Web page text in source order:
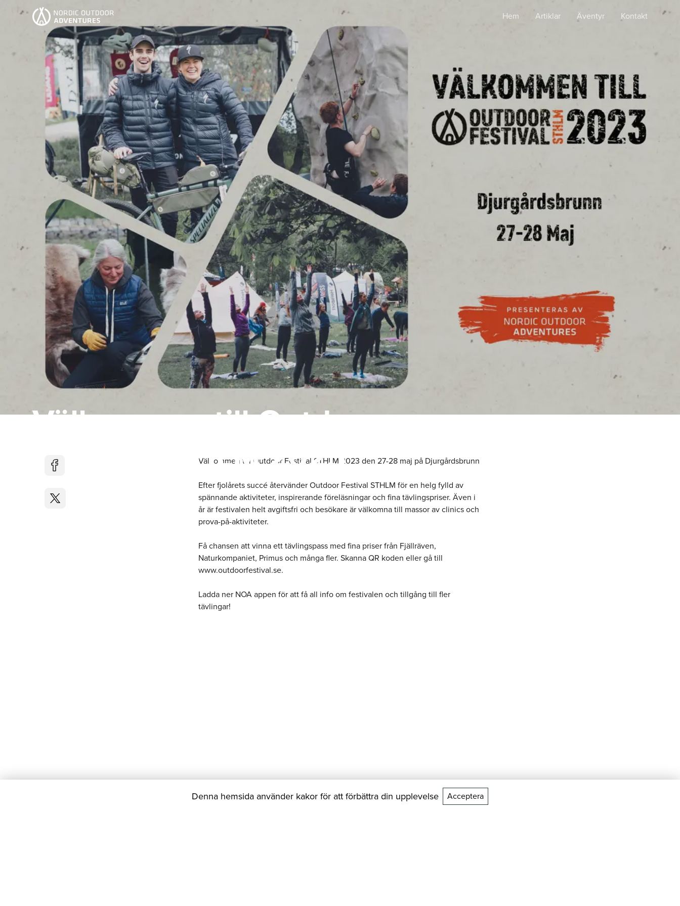
Hem Artiklar Äventyr Kontakt
Välkommen till Outdoor
Festival STHLM 2023
Välkommen till Outdoor Festival STHLM 2023 den 27-28 maj på Djurgårdsbrunn
Efter fjolårets succé återvänder Outdoor Festival STHLM för en helg fylld av
spännande aktiviteter, inspirerande föreläsningar och fina tävlingspriser. Även i
år är festivalen helt avgiftsfri och besökare är välkomna till massor av clinics och
prova-på-aktiviteter.
Få chansen att vinna ett tävlingspass med fina priser från Fjällräven,
Naturkompaniet, Primus och många fler. Skanna QR koden eller gå till
www.outdoorfestival.se.
Ladda ner NOA appen för att få all info om festivalen och tillgång till fler
tävlingar!
Denna hemsida använder kakor för att förbättra din upplevelse Acceptera